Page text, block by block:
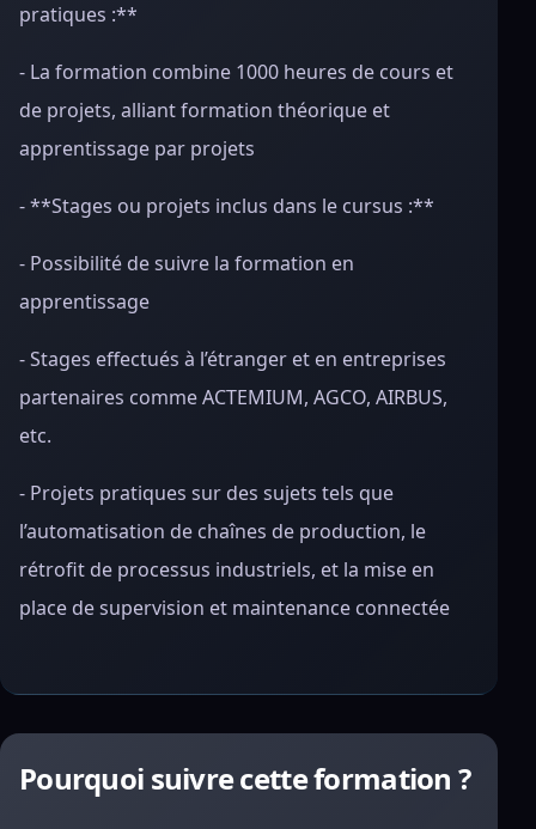
pratiques :**
- La formation combine 1000 heures de cours et
de projets, alliant formation théorique et
apprentissage par projets
- **Stages ou projets inclus dans le cursus :**
- Possibilité de suivre la formation en
apprentissage
- Stages effectués à l’étranger et en entreprises
partenaires comme ACTEMIUM, AGCO, AIRBUS,
etc.
- Projets pratiques sur des sujets tels que
l’automatisation de chaînes de production, le
rétrofit de processus industriels, et la mise en
place de supervision et maintenance connectée
Pourquoi suivre cette formation ?